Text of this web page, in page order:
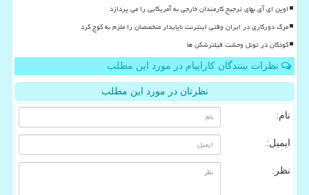
اوپن ای آی بهای ترجیح کارمندان خارجی به آمریکایی را می پردازد
مرگ دورکاری در ایران وقتی اینترنت ناپایدار متخصصان را ملزم به کوچ کرد
کودکان در تونل وحشت فیلترشکن ها
نظرات بینندگان کاراپیام در مورد این مطلب
نظرتان در مورد این مطلب
نام:
ایمیل:
نظر: